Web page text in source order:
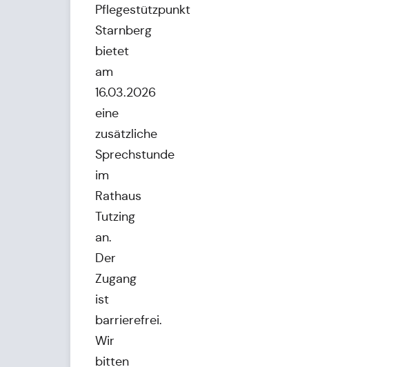
Pflegestützpunkt
Starnberg
bietet
am
16.03.2026
eine
zusätzliche
Sprechstunde
im
Rathaus
Tutzing
an.
Der
Zugang
ist
barrierefrei.
Wir
bitten